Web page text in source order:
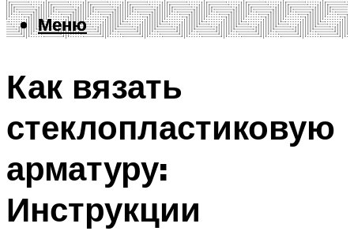
Меню
Меню
Как вязать
стеклопластиковую
арматуру:
Инструкции